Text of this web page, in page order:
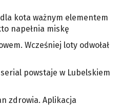
kota ważnym elementem
napełnia miskę
Wcześniej loty odwołał
powstaje w Lubelskiem
zdrowia. Aplikacja